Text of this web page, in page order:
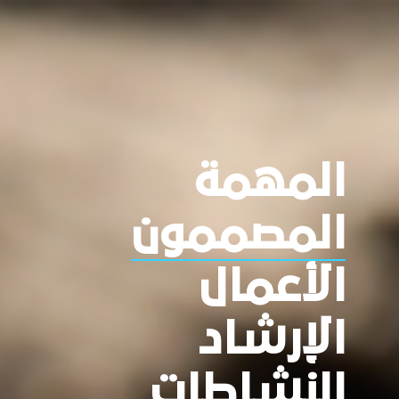
المهمة
المصممون
الأعمال
الإرشاد